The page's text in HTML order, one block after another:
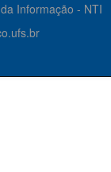
Informação - NTI